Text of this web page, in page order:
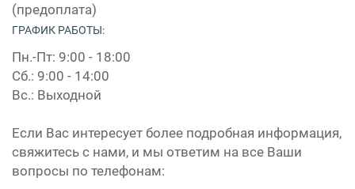
(предоплата)
ГРАФИК РАБОТЫ:
Пн.-Пт: 9:00 - 18:00
Сб.: 9:00 - 14:00
Вс.: Выходной
Если Вас интересует более подробная информация,
свяжитесь с нами, и мы ответим на все Ваши
вопросы по телефонам: